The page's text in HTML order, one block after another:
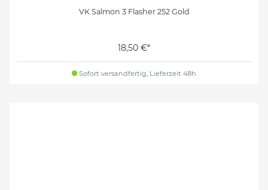
VK Salmon 3 Flasher 252 Gold
18,50 €*
Sofort versandfertig, Lieferzeit 48h